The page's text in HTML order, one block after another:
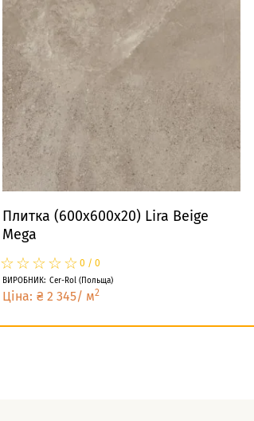
Плитка (600x600x20) Lira Beige
Mega
☆
★☆
★☆
★☆
★☆
★ 0 / 0
ВИРОБНИК: Cer-Rol (Польща)
Ціна: ₴ 2 345/ м2